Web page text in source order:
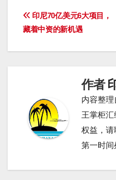
文
章
印尼70亿美元6大项目，
藏着中资的新机遇
作者
内容整
王掌柜
权益，请
第一时间